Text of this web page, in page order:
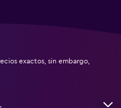
exactos, sin embargo,